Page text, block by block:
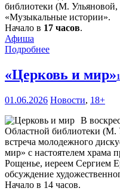
библиотеки (М. Ульяновой,
«Музыкальные истории».
Начало в 17 часов.
Афиша
Подробнее
«Церковь и мир»
01.06.2026 Новости, 18+
В
Областной библиотеки (М.
встреча молодежного
мир» с настоятелем храма
Рощенье, иереем Сергием
обсуждение
Начало в 14 часов.